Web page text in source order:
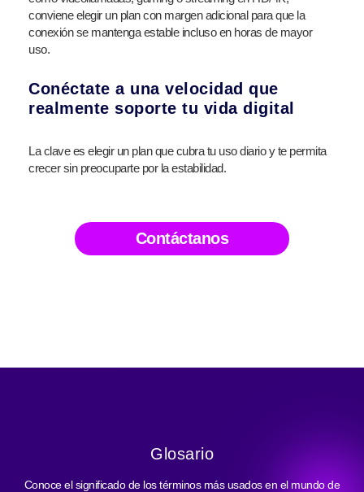
conviene elegir un plan con margen adicional para que la
conexión se mantenga estable incluso en horas de mayor
uso.
Conéctate a una velocidad que
realmente soporte tu vida digital
La clave es elegir un plan que cubra tu uso diario y te permita
crecer sin preocuparte por la estabilidad.
Contáctanos
Glosario
Conoce el significado de los términos más usados en el mundo de